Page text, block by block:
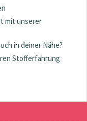
mit unserer
in deiner Nähe?
Stofferfahrung